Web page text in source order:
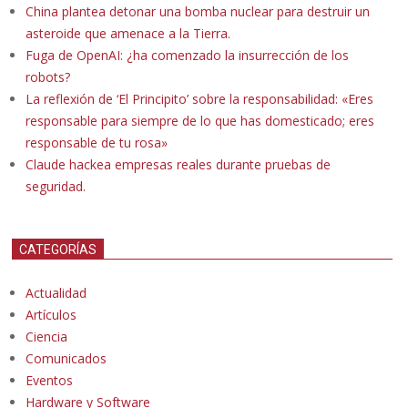
China plantea detonar una bomba nuclear para destruir un
asteroide que amenace a la Tierra.
Fuga de OpenAI: ¿ha comenzado la insurrección de los
robots?
La reflexión de ‘El Principito’ sobre la responsabilidad: «Eres
responsable para siempre de lo que has domesticado; eres
responsable de tu rosa»
Claude hackea empresas reales durante pruebas de
seguridad.
CATEGORÍAS
Actualidad
Artículos
Ciencia
Comunicados
Eventos
Hardware y Software